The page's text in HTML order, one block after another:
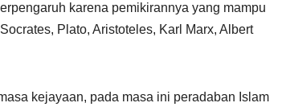
karena pemikirannya yang mampu
Plato, Aristoteles, Karl Marx, Albert
kejayaan, pada masa ini peradaban Islam